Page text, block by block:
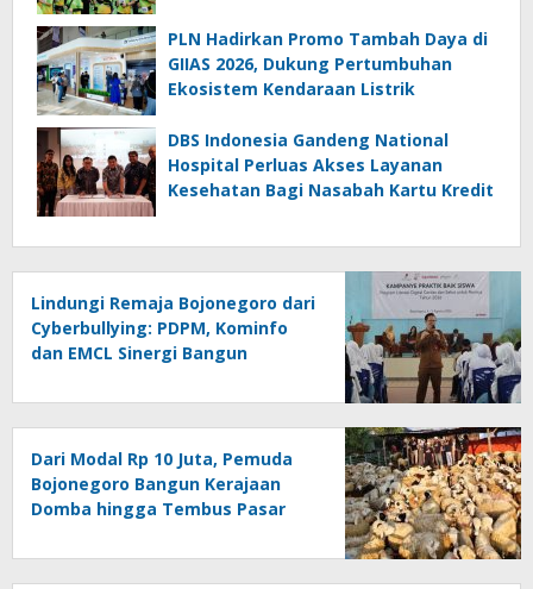
PLN Hadirkan Promo Tambah Daya di
GIIAS 2026, Dukung Pertumbuhan
Ekosistem Kendaraan Listrik
DBS Indonesia Gandeng National
Hospital Perluas Akses Layanan
Kesehatan Bagi Nasabah Kartu Kredit
Lindungi Remaja Bojonegoro dari
Cyberbullying: PDPM, Kominfo
dan EMCL Sinergi Bangun
Dari Modal Rp 10 Juta, Pemuda
Bojonegoro Bangun Kerajaan
Domba hingga Tembus Pasar